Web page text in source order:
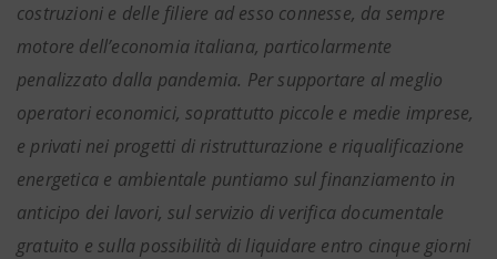
costruzioni e delle filiere ad esso connesse, da sempre
motore dell’economia italiana, particolarmente
penalizzato dalla pandemia. Per supportare al meglio
operatori economici, soprattutto piccole e medie imprese,
e privati nei progetti di ristrutturazione e riqualificazione
energetica e ambientale puntiamo sul finanziamento in
anticipo dei lavori, sul servizio di verifica documentale
gratuito e sulla possibilità di liquidare entro cinque giorni